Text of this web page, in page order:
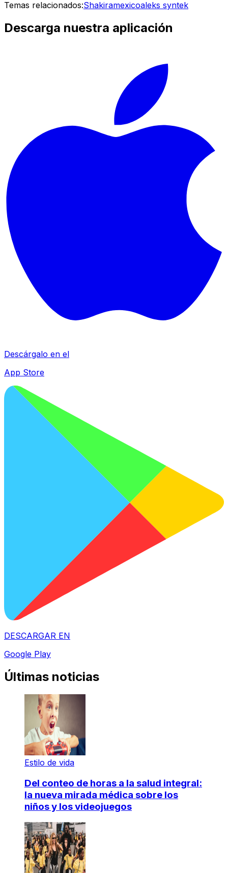
Temas relacionados:Shakiramexicoaleks syntek
Descarga nuestra aplicación
Descárgalo en el
App Store
DESCARGAR EN
Google Play
Últimas noticias
Estilo de vida
Del conteo de horas a la salud integral:
la nueva mirada médica sobre los
niños y los videojuegos